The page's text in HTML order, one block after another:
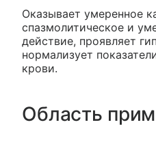
Оказывает умеренное
спазмолитическое и
действие, проявляет
нормализует
крови.
Область